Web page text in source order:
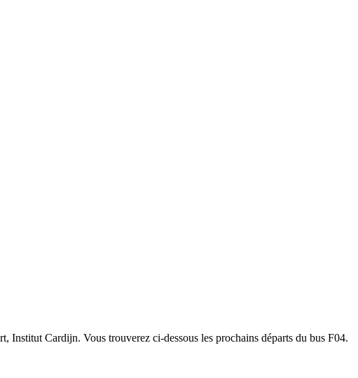
Cardijn. Vous trouverez ci-dessous les prochains départs du bus F04.